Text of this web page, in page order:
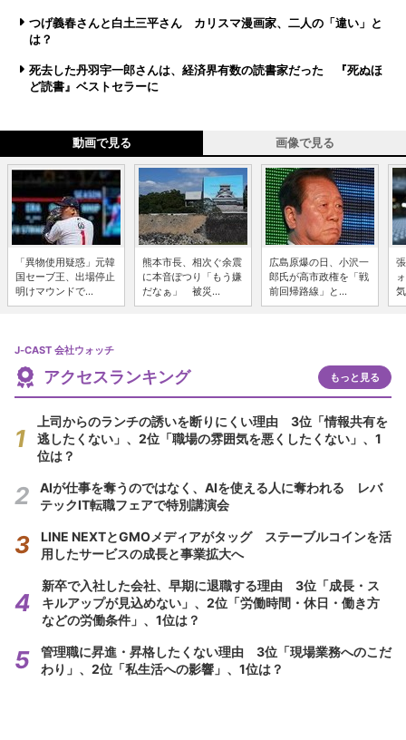
つげ義春さんと白土三平さん カリスマ漫画家、二人の「違い」と
は？
死去した丹羽宇一郎さんは、経済界有数の読書家だった 『死ぬほ
ど読書』ベストセラーに
動画で見る 画像で見る
「異物使用疑惑」元韓
国セーブ王、出場停止
明けマウンドで...
熊本市長、相次ぐ余震
に本音ぽつり「もう嫌
だなぁ」 被災...
広島原爆の日、小沢一
郎氏が高市政権を「戦
前回帰路線」と...
J-CAST 会社ウォッチ
アクセスランキング もっと見る
上司からのランチの誘いを断りにくい理由 3位「情報共有を
逃したくない」、2位「職場の雰囲気を悪くしたくない」、1
位は？
AIが仕事を奪うのではなく、AIを使える人に奪われる レバ
テックIT転職フェアで特別講演会
LINE NEXTとGMOメディアがタッグ ステーブルコインを活
用したサービスの成長と事業拡大へ
新卒で入社した会社、早期に退職する理由 3位「成長・ス
キルアップが見込めない」、2位「労働時間・休日・働き方
などの労働条件」、1位は？
管理職に昇進・昇格したくない理由 3位「現場業務へのこだ
わり」、2位「私生活への影響」、1位は？